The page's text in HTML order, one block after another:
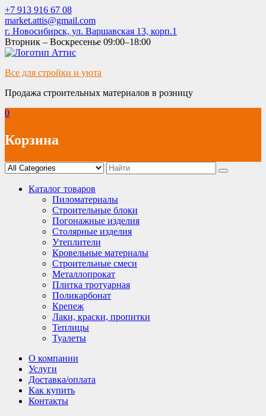
Skip
to
content
+7 913 916 67 08
market.attis@gmail.com
г. Новосибирск, ул. Варшавская 13, корп.1
Вторник – Воскресенье 09:00–18:00
Все для стройки и уюта
Продажа строительных материалов в розницу
0
Корзина
Каталог товаров
Пиломатериалы
Строительные блоки
Погонажные изделия
Столярные изделия
Утеплители
Кровельные материалы
Строительные смеси
Металлопрокат
Плитка тротуарная
Поликарбонат
Крепеж
Лаки, краски, пропитки
Теплицы
Туалеты
О компании
Услуги
Доставка/оплата
Как купить
Контакты